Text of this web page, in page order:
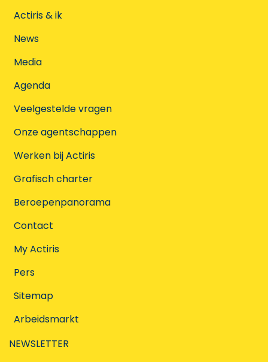
Actiris & ik
News
Media
Agenda
Veelgestelde vragen
Onze agentschappen
Werken bij Actiris
Grafisch charter
Beroepenpanorama
Contact
My Actiris
Pers
Sitemap
Arbeidsmarkt
NEWSLETTER